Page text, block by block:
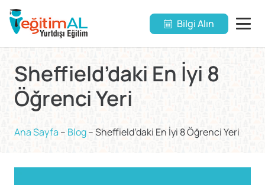
Bilgi Alın
Sheffield’daki En İyi 8
Öğrenci Yeri
Ana Sayfa – Blog–Sheffield’daki En İyi 8 Öğrenci Yeri